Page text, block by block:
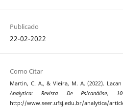
Publicado
22-02-2022
Como Citar
Martin, C. A., & Vieira, M. A. (2022).
Analytica: Revista De Psicanálise, 10
http://www.seer.ufsj.edu.br/analytica/